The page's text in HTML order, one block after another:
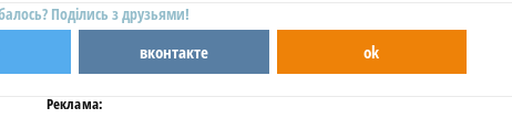
Поділись з друзьями!
вконтакте ok
Реклама: